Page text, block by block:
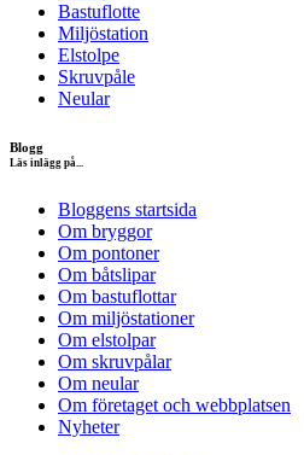
Bastuflotte
Miljöstation
Elstolpe
Skruvpåle
Neular
Blogg
Läs inlägg på...
Bloggens startsida
Om bryggor
Om pontoner
Om båtslipar
Om bastuflottar
Om miljöstationer
Om elstolpar
Om skruvpålar
Om neular
Om företaget och webbplatsen
Nyheter